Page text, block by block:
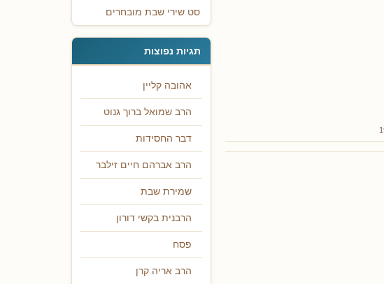
סט שירי שבת מובחרים
תגיות נפוצות
אהובה קליין
הרב שמואל ברוך גנוט
דבר החסידות
הרב אברהם חיים זילבר
שמירת שבת
הרבנית בקשי דורון
פסח
הרב אריה קרן